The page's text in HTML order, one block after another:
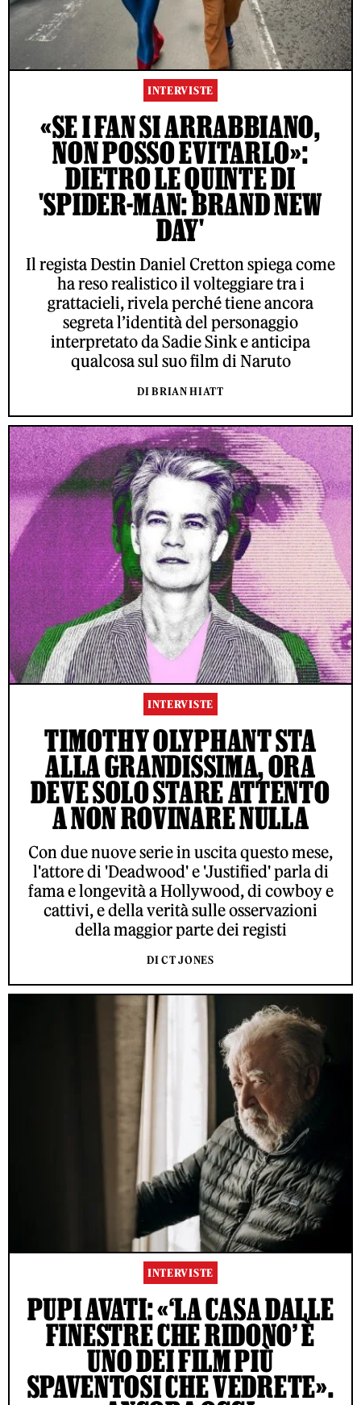
INTERVISTE
«SE I FAN SI ARRABBIANO,
NON POSSO EVITARLO»:
DIETRO LE QUINTE DI
'SPIDER-MAN: BRAND NEW
DAY'
Il regista Destin Daniel Cretton spiega come
ha reso realistico il volteggiare tra i
grattacieli, rivela perché tiene ancora
segreta l’identità del personaggio
interpretato da Sadie Sink e anticipa
qualcosa sul suo film di Naruto
DI BRIAN HIATT
INTERVISTE
TIMOTHY OLYPHANT STA
ALLA GRANDISSIMA, ORA
DEVE SOLO STARE ATTENTO
A NON ROVINARE NULLA
Con due nuove serie in uscita questo mese,
l'attore di 'Deadwood' e 'Justified' parla di
fama e longevità a Hollywood, di cowboy e
cattivi, e della verità sulle osservazioni
della maggior parte dei registi
DI CT JONES
INTERVISTE
PUPI AVATI: «‘LA CASA DALLE
FINESTRE CHE RIDONO’ È
UNO DEI FILM PIÙ
SPAVENTOSI CHE VEDRETE».